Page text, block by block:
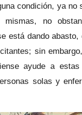
condición, ya no
no
está dando abasto,
sin
ayude a
solas y